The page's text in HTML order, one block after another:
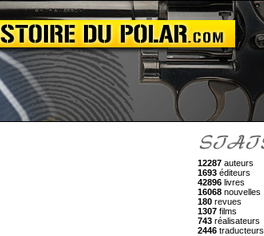
12287 auteurs
1693 éditeurs
42896 livres
16068 nouvelles
180 revues
1307 films
743 réalisateurs
2446 traducteurs